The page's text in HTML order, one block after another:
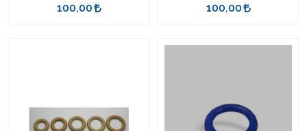
100,00 100,00